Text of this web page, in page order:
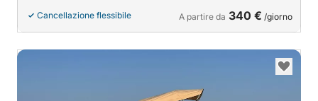
Cancellazione flessibile A partire da 340 € /giorno